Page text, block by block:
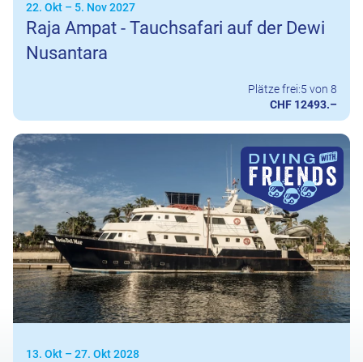
22. Okt – 5. Nov 2027
Raja Ampat - Tauchsafari auf der Dewi
Nusantara
Plätze frei:5 von 8
CHF 12493.–
13. Okt – 27. Okt 2028